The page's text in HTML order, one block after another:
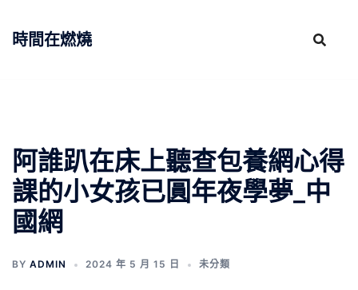
時間在燃燒
阿誰趴在床上聽查包養網心得
課的小女孩已圓年夜學夢_中
國網
BY ADMIN 2024 年 5 月 15 日 未分類